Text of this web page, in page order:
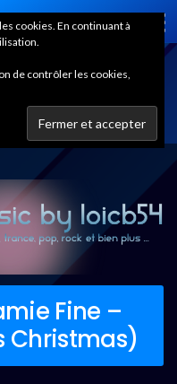
Fine –
Christmas)
cookies. En continuant à
de contrôler les cookies,